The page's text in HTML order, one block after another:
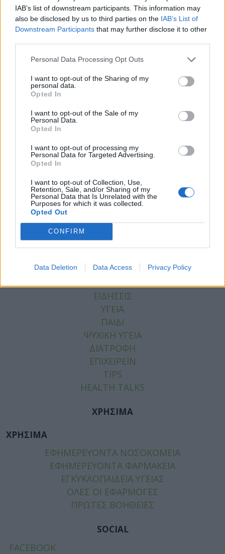
IAB’s list of downstream participants. This information may
also be disclosed by us to third parties on the IAB’s List of
Downstream Participants that may further disclose it to other
Personal Data Processing Opt Outs
I want to opt-out of the Sharing of my
personal data.
Opted In
I want to opt-out of the Sale of my
Personal Data.
Opted In
I want to opt-out of processing my
Personal Data for Targeted Advertising.
Opted In
I want to opt-out of Collection, Use,
Retention, Sale, and/or Sharing of my
Personal Data that Is Unrelated with the
Purposes for which it was collected.
Opted Out
CONFIRM
Data Deletion Data Access Privacy Policy
Καταγραφή χρεών προς ΕΟΠΥΥ στο παρά πέντε!
Όταν η κυβέρνηση αγνοεί ακόμη και τα χρέη της
Tags:ΑΠΛΗΡΩΤΕΣ ΕΦΗΜΕΡΙΕΣ,ΓΕΝΙΚΟ ΚΡΑΤΙΚΟ
ΝΙΚΑΙΑΣ,ΓΙΑΤΡΟΙ,ΔΕΔΟΥΛΕΥΜΕΝΑ
ΛΟΥΚΕΤΟ,ΝΟΣΟΚΟΜΕΙΑ,ΡΕΠΟΡΤΑΖ ΥΓΕΙΑΣ
ΕΙΔΗΣΕΙΣ
ΥΓΕΙΑ
ΠΑΙΔΙ
ΨΥΧΙΚΗ ΥΓΕΙΑ
ΔΙΑΤΡΟΦΗ
ΕΠΙΧΕΙΡΕΙΝ
TIPS
HEALTH TALKS
ΧΡΗΣΙΜΑ
ΧΡΗΣΙΜΑ
ΕΦΗΜΕΡΕΥΟΝΤΑ ΝΟΣΟΚΟΜΕΙΑ
ΕΦΗΜΕΡΕΥΟΝΤΑ ΦΑΡΜΑΚΕΙΑ
ΕΓΚΥΚΛΟΠΑΙΔΕΙΑ ΥΓΕΙΑΣ
ΟΛΕΣ ΟΙ ΕΦΑΡΜΟΓΕΣ
ΠΡΩΤΕΣ ΒΟΗΘΕΙΕΣ
SOCIAL
FACEBOOK